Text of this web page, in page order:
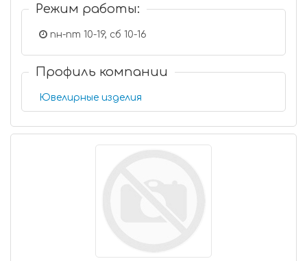
Режим работы:
пн-пт 10-19, сб 10-16
Профиль компании
Ювелирные изделия